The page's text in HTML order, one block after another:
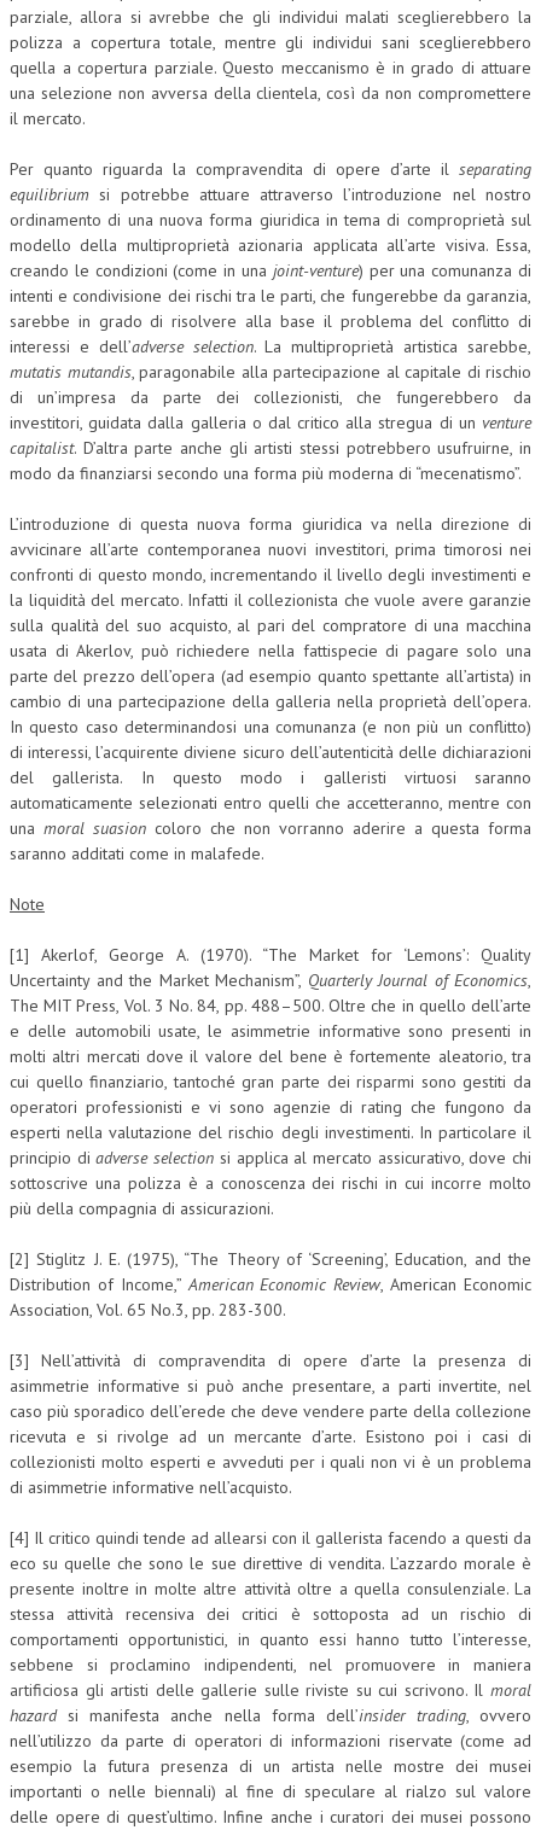
parziale, allora si avrebbe che gli individui malati sceglierebbero la
polizza a copertura totale, mentre gli individui sani sceglierebbero
quella a copertura parziale. Questo meccanismo è in grado di attuare
una selezione non avversa della clientela, così da non compromettere
il mercato.
Per quanto riguarda la compravendita di opere d’arte il separating
equilibrium si potrebbe attuare attraverso l’introduzione nel nostro
ordinamento di una nuova forma giuridica in tema di comproprietà sul
modello della multiproprietà azionaria applicata all’arte visiva. Essa,
creando le condizioni (come in una joint-venture) per una comunanza di
intenti e condivisione dei rischi tra le parti, che fungerebbe da garanzia,
sarebbe in grado di risolvere alla base il problema del conflitto di
interessi e dell’adverse selection. La multiproprietà artistica sarebbe,
mutatis mutandis, paragonabile alla partecipazione al capitale di rischio
di un’impresa da parte dei collezionisti, che fungerebbero da
investitori, guidata dalla galleria o dal critico alla stregua di un venture
capitalist. D’altra parte anche gli artisti stessi potrebbero usufruirne, in
modo da finanziarsi secondo una forma più moderna di “mecenatismo”.
L’introduzione di questa nuova forma giuridica va nella direzione di
avvicinare all’arte contemporanea nuovi investitori, prima timorosi nei
confronti di questo mondo, incrementando il livello degli investimenti e
la liquidità del mercato. Infatti il collezionista che vuole avere garanzie
sulla qualità del suo acquisto, al pari del compratore di una macchina
usata di Akerlov, può richiedere nella fattispecie di pagare solo una
parte del prezzo dell’opera (ad esempio quanto spettante all’artista) in
cambio di una partecipazione della galleria nella proprietà dell’opera.
In questo caso determinandosi una comunanza (e non più un conflitto)
di interessi, l’acquirente diviene sicuro dell’autenticità delle dichiarazioni
del gallerista. In questo modo i galleristi virtuosi saranno
automaticamente selezionati entro quelli che accetteranno, mentre con
una moral suasion coloro che non vorranno aderire a questa forma
saranno additati come in malafede.
Note
[1] Akerlof, George A. (1970). “The Market for ‘Lemons’: Quality
Uncertainty and the Market Mechanism”, Quarterly Journal of Economics,
The MIT Press, Vol. 3 No. 84, pp. 488–500. Oltre che in quello dell’arte
e delle automobili usate, le asimmetrie informative sono presenti in
molti altri mercati dove il valore del bene è fortemente aleatorio, tra
cui quello finanziario, tantoché gran parte dei risparmi sono gestiti da
operatori professionisti e vi sono agenzie di rating che fungono da
esperti nella valutazione del rischio degli investimenti. In particolare il
principio diadverse selection si applica al mercato assicurativo, dove chi
sottoscrive una polizza è a conoscenza dei rischi in cui incorre molto
più della compagnia di assicurazioni.
[2] Stiglitz J. E. (1975), “The Theory of ‘Screening’, Education, and the
Distribution of Income,”American Economic Review, American Economic
Association, Vol. 65 No.3, pp. 283-300.
[3] Nell’attività di compravendita di opere d’arte la presenza di
asimmetrie informative si può anche presentare, a parti invertite, nel
caso più sporadico dell’erede che deve vendere parte della collezione
ricevuta e si rivolge ad un mercante d’arte. Esistono poi i casi di
collezionisti molto esperti e avveduti per i quali non vi è un problema
di asimmetrie informative nell’acquisto.
[4] Il critico quindi tende ad allearsi con il gallerista facendo a questi da
eco su quelle che sono le sue direttive di vendita. L’azzardo morale è
presente inoltre in molte altre attività oltre a quella consulenziale. La
stessa attività recensiva dei critici è sottoposta ad un rischio di
comportamenti opportunistici, in quanto essi hanno tutto l’interesse,
sebbene si proclamino indipendenti, nel promuovere in maniera
artificiosa gli artisti delle gallerie sulle riviste su cui scrivono. Il moral
hazardsi manifesta anche nella forma dell’insider trading, ovvero
nell’utilizzo da parte di operatori di informazioni riservate (come ad
esempio la futura presenza di un artista nelle mostre dei musei
importanti o nelle biennali) al fine di speculare al rialzo sul valore
delle opere di quest’ultimo. Infine anche i curatori dei musei possono